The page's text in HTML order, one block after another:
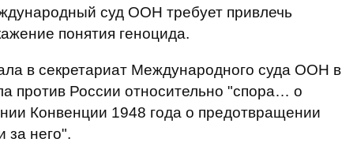
суд ООН требует привлечь
понятия геноцида.
в секретариат Международного суда ООН в
против России относительно "спора… о
Конвенции 1948 года о предотвращении
за него".